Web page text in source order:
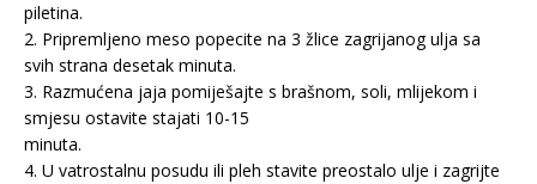
piletina.
2. Pripremljeno meso popecite na 3 žlice zagrijanog ulja sa
svih strana desetak minuta.
3. Razmućena jaja pomiješajte s brašnom, soli, mlijekom i
smjesu ostavite stajati 10-15
minuta.
4. U vatrostalnu posudu ili pleh stavite preostalo ulje i zagrijte